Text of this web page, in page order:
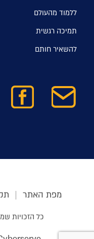
ללמוד מהעולם
תמיכה רגשית
להשאיר חותם
מפת האתר
כל הזכויות